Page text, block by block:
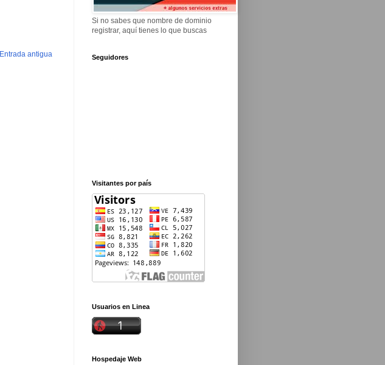
Entrada antigua
Si no sabes que nombre de dominio
registrar, aquí tienes lo que buscas
Seguidores
Visitantes por país
Usuarios en Linea
Hospedaje Web